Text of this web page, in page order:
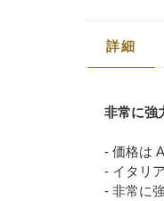
詳細
非常に強
- 価格は
- イタリ
- 非常に